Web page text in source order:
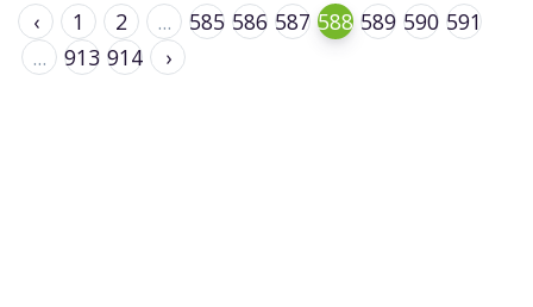
‹ 1 2 ... 585 586 587 588 589 590 591
...
913 914 ›